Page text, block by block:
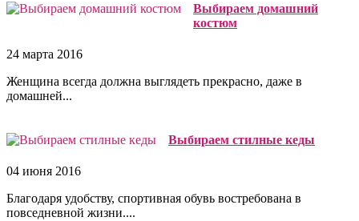
Выбираем домашний
костюм
24 марта 2016
Женщина всегда должна выглядеть прекрасно, даже в
домашней...
Выбираем стилные кеды
04 июня 2016
Благодаря удобству, спортивная обувь востребована в
повседневной жизни....